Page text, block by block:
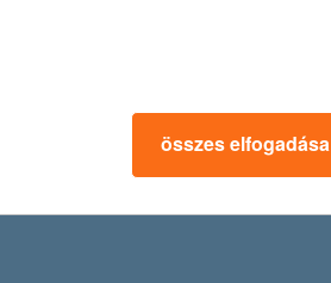
összes elfogadása